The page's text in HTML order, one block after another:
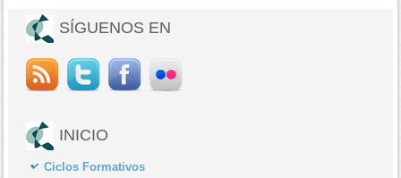
SÍGUENOS EN
INICIO
Ciclos Formativos